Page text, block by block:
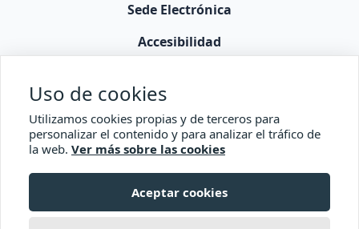
Sede Electrónica
Accesibilidad
Uso de cookies
Utilizamos cookies propias y de terceros para
personalizar el contenido y para analizar el tráfico de
la web. Ver más sobre las cookies
Aceptar cookies